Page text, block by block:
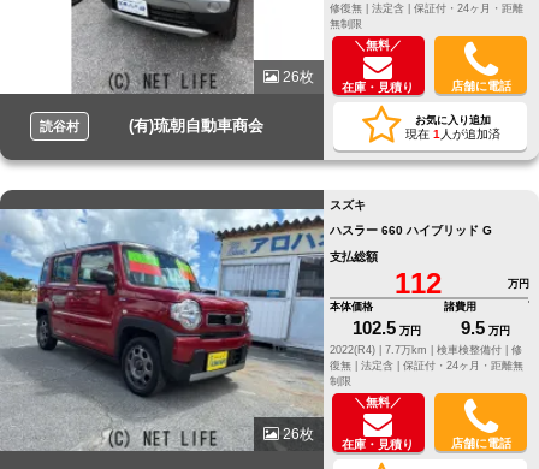
26枚
読谷村 (有)琉朝自動車商会
修復無 | 法定含 | 保証付・24ヶ月・距離
無制限
＼無料／
在庫・見積り 店舗に電話
お気に入り追加
現在 1 人が追加済
26枚
スズキ
ハスラー 660 ハイブリッド G
支払総額
112
万円
本体価格
102.5 万円
諸費用
9.5 万円
2022(R4) |
7.7万km | 検車検整備付 | 修
復無 | 法定含 | 保証付・24ヶ月・距離無
制限
＼無料／
在庫・見積り 店舗に電話